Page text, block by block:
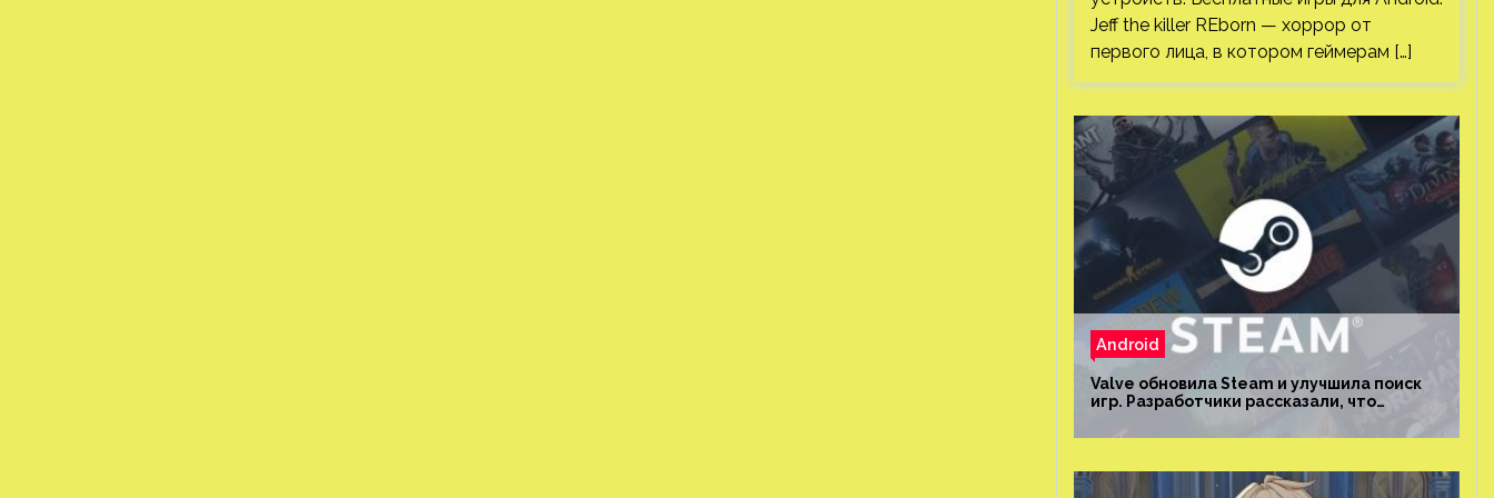
Jeff the killer REborn — хоррор от
первого лица, в котором геймерам […]
Android
Valve обновила Steam и улучшила поиск
игр. Разработчики рассказали, что